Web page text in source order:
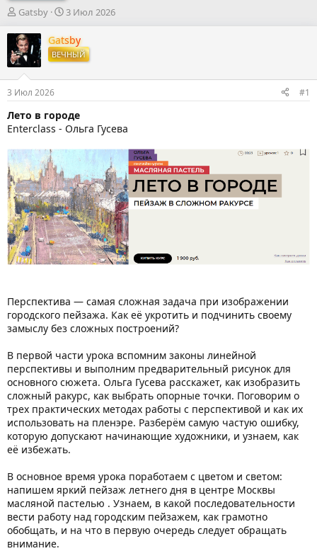
А
т
о
р
т
е
м
ы
Gatsby
Д
т
а
н
а
л
а
3 Июл 2026
Gatsby
ВЕЧНЫЙ
3 Июл 2026 #1
Лето в городе
Enterclass - Ольга Гусева
Перспектива — самая сложная задача при изображении
городского пейзажа. Как её укротить и подчинить своему
замыслу без сложных построений?
В первой части урока вспомним законы линейной
перспективы и выполним предварительный рисунок для
основного сюжета. Ольга Гусева расскажет, как изобразить
сложный ракурс, как выбрать опорные точки. Поговорим о
трех практических методах работы с перспективой и как их
использовать на пленэре. Разберём самую частую ошибку,
которую допускают начинающие художники, и узнаем, как
её избежать.
В основное время урока поработаем с цветом и светом:
напишем яркий пейзаж летнего дня в центре Москвы
масляной пастелью . Узнаем, в какой последовательности
вести работу над городским пейзажем, как грамотно
обобщать, и на что в первую очередь следует обращать
внимание.